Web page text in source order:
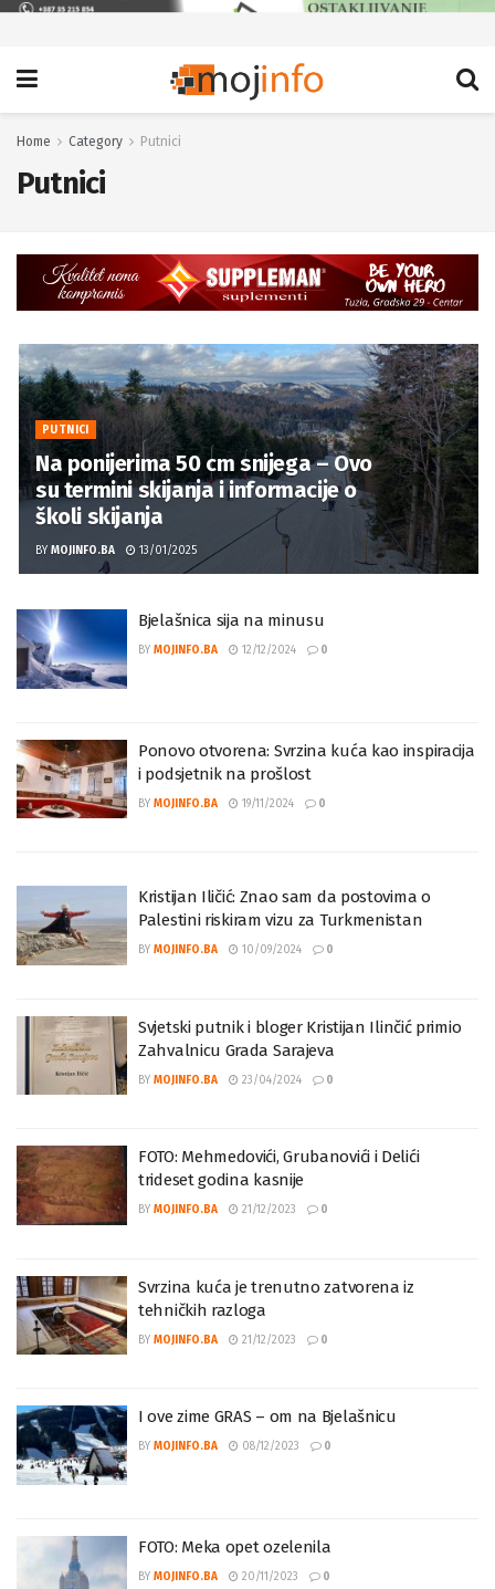
Home Category Putnici
Putnici
PUTNICI
Na ponijerima 50 cm snijega – Ovo
su termini skijanja i informacije o
školi skijanja
BY MOJINFO.BA 13/01/2025
Bjelašnica sija na minusu
BY MOJINFO.BA 12/12/2024 0
Ponovo otvorena: Svrzina kuća kao inspiracija
i podsjetnik na prošlost
BY MOJINFO.BA 19/11/2024 0
Kristijan Iličić: Znao sam da postovima o
Palestini riskiram vizu za Turkmenistan
BY MOJINFO.BA 10/09/2024 0
Svjetski putnik i bloger Kristijan Ilinčić primio
Zahvalnicu Grada Sarajeva
BY MOJINFO.BA 23/04/2024 0
FOTO: Mehmedovići, Grubanovići i Delići
trideset godina kasnije
BY MOJINFO.BA 21/12/2023 0
Svrzina kuća je trenutno zatvorena iz
tehničkih razloga
BY MOJINFO.BA 21/12/2023 0
I ove zime GRAS – om na Bjelašnicu
BY MOJINFO.BA 08/12/2023 0
FOTO: Meka opet ozelenila
BY MOJINFO.BA 20/11/2023 0